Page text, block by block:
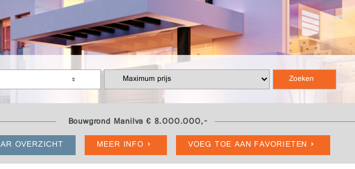
Bouwgrond Manilva € 8.000.000,-
OVERZICHT
MEER INFO VOEG TOE AAN FAVORIETEN